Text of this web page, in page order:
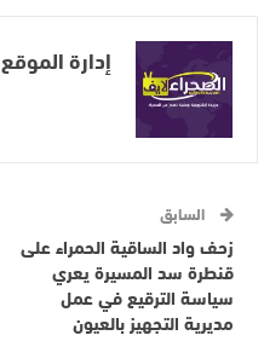
إدارة الموقع
السابق
زحف واد الساقية الحمراء على
قنطرة سد المسيرة يعري
سياسة الترقيع في عمل
مديرية التجهيز بالعيون